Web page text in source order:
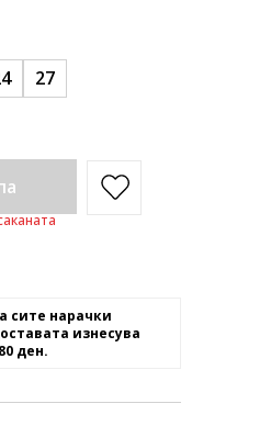
27
сите нарачки
изнесува
ден.